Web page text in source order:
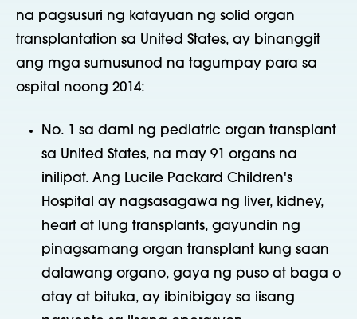
na pagsusuri ng katayuan ng solid organ
transplantation sa United States, ay binanggit
ang mga sumusunod na tagumpay para sa
ospital noong 2014:
No. 1 sa dami ng pediatric organ transplant
sa United States, na may 91 organs na
inilipat. Ang Lucile Packard Children's
Hospital ay nagsasagawa ng liver, kidney,
heart at lung transplants, gayundin ng
pinagsamang organ transplant kung saan
dalawang organo, gaya ng puso at baga o
atay at bituka, ay ibinibigay sa iisang